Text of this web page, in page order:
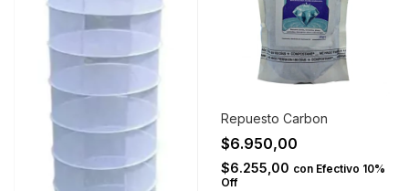
Repuesto Carbon
$6.950,00
$6.255,00 con Efectivo 10%
Off